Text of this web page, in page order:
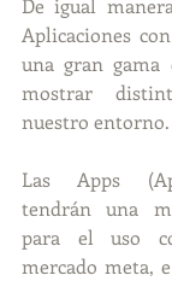
De igual
Aplicaciones
una gran gama
mostrar
nuestro entorno.
Las Apps
tendrán una
para el uso
mercado meta,